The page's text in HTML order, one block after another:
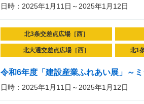
日時：2025年1月11日～2025年1月12日
北3条交差点広場［西］
北大通交差点広場［西］ 北1
令和6年度「建設産業ふれあい展」～
日時：2025年1月11日～2025年1月12日